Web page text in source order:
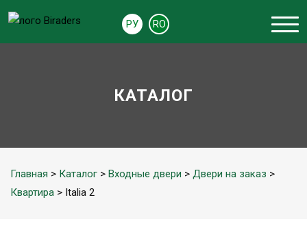
РУ RO
КАТАЛОГ
Главная > Каталог > Входные двери > Двери на заказ >
Квартира > Italia 2